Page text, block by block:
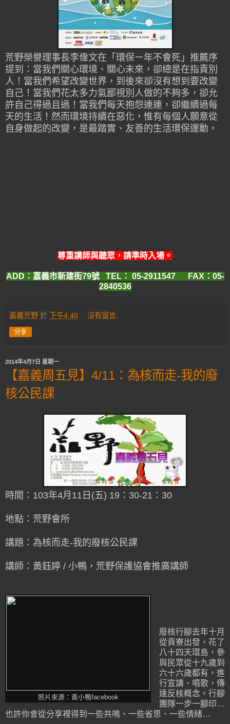
荒野榮譽理事長李偉文在「環保ㄧ年不會死」推薦序
提到：當我們關心環境、關心未來，卻總是在指責別
人！當我們希望改變世界，到後來卻沒有想到要改變
自己！當我們花太多力氣鄙視別人做的不夠多，卻允
許自己得過且過！當我們每天抱怨連連，卻繼續過每
天的生活！然而環境持續在惡化，惟有每個人願意從
自身做起的改變，是最踏實、友善的生活環保運動。
尊重講師與聽眾，請準時入場。
ADD：嘉義市新建街79號 TEL： 05-2911547
FAX：05-
2840536
嘉義荒野 於 下午4:40 沒有留言:
分享
2014年4月7日 星期一
【嘉義周五見】4/11：為核而走-我的廢
核公民課
時間：103年4月11日(五) 19：30-21：30
地點：荒野會所
講題：為核而走-我的廢核公民課
講師：黃鈺婷 / 小鴨，荒野保護協會推廣講師
照片來源：黃小鴨facebook
廢核行腳去年十月
從貢寮出發，花了
八十四天環島，參
與民眾從十九歲到
六十六歲都有，進
行宣講、唱歌，傳
達反核概念。行腳
團隊一步一腳印…
也許你會從分享裡得到一些共鳴、一些省思、一些情緒…